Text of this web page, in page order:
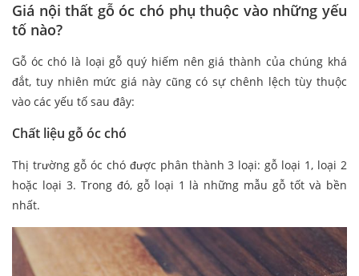
Giá nội thất gỗ óc chó phụ thuộc vào những yếu
tố nào?
Gỗ óc chó là loại gỗ quý hiếm nên giá thành của chúng khá
đắt, tuy nhiên mức giá này cũng có sự chênh lệch tùy thuộc
vào các yếu tố sau đây:
Chất liệu gỗ óc chó
Thị trường gỗ óc chó được phân thành 3 loại: gỗ loại 1, loại 2
hoặc loại 3. Trong đó, gỗ loại 1 là những mẫu gỗ tốt và bền
nhất.